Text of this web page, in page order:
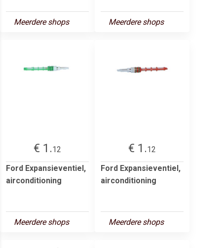
Meerdere shops Meerdere shops
€ 1.12
Ford Expansieventiel,
airconditioning
Meerdere shops
€ 1.12
Ford Expansieventiel,
airconditioning
Meerdere shops